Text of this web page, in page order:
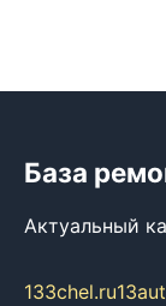
База
Актуальный
133chel.ru